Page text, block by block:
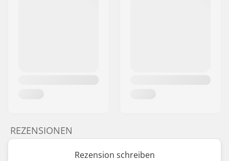
REZENSIONEN
Rezension schreiben